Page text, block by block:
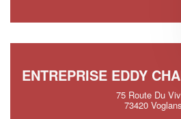
ENTREPRISE EDDY
75 Route Du
73420 Voglans
En